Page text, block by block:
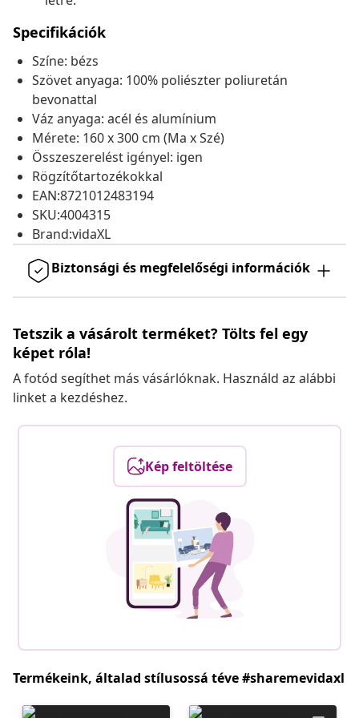
Specifikációk
Színe: bézs
Szövet anyaga: 100% poliészter poliuretán
bevonattal
Váz anyaga: acél és alumínium
Mérete: 160 x 300 cm (Ma x Szé)
Összeszerelést igényel: igen
Rögzítőtartozékokkal
EAN:8721012483194
SKU:4004315
Brand:vidaXL
Biztonsági és megfelelőségi információk
Tetszik a vásárolt terméket? Tölts fel egy
képet róla!
A fotód segíthet más vásárlóknak. Használd az alábbi
linket a kezdéshez.
Kép feltöltése
Termékeink, általad stílusossá téve #sharemevidaxl